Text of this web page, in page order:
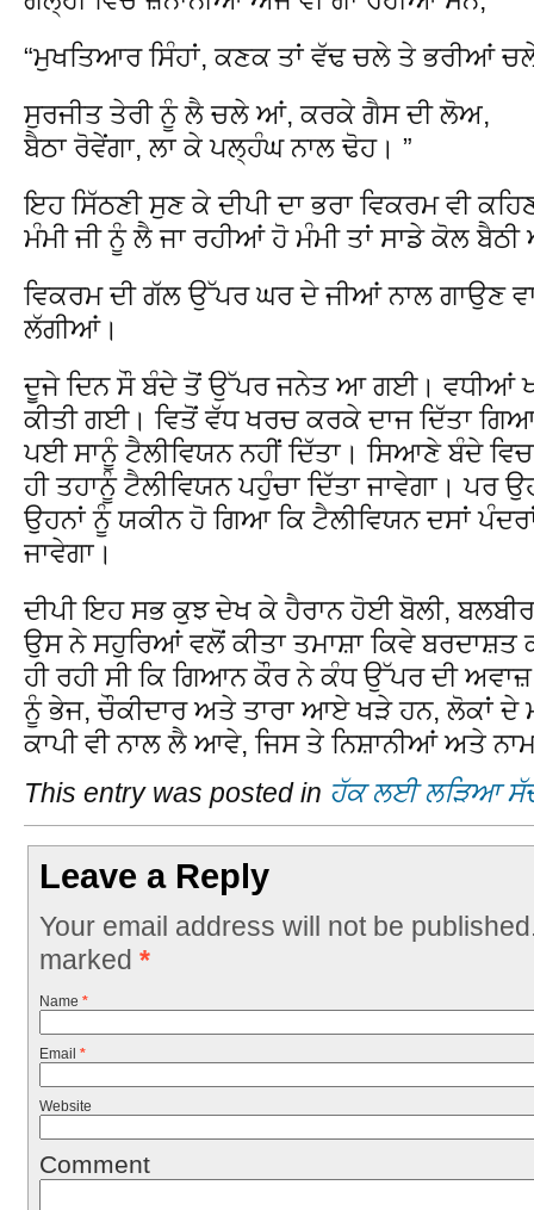
“ਮੁਖਤਿਆਰ ਸਿੰਹਾਂ, ਕਣਕ ਤਾਂ ਵੱਢ ਚਲੇ ਤੇ ਭਰੀਆਂ
ਸੁਰਜੀਤ ਤੇਰੀ ਨੂੰ ਲੈ ਚਲੇ ਆਂ, ਕਰਕੇ ਗੈਸ ਦੀ ਲੋਅ,
ਬੈਠਾ ਰੋਵੇਂਗਾ, ਲਾ ਕੇ ਪਲ੍ਹੰਘ ਨਾਲ ਢੋਹ। ”
ਇਹ ਸਿੱਠਣੀ ਸੁਣ ਕੇ ਦੀਪੀ ਦਾ ਭਰਾ ਵਿਕਰਮ ਵੀ
ਮੰਮੀ ਜੀ ਨੂੰ ਲੈ ਜਾ ਰਹੀਆਂ ਹੋ ਮੰਮੀ ਤਾਂ ਸਾਡੇ ਕੋਲ
ਵਿਕਰਮ ਦੀ ਗੱਲ ਉੱਪਰ ਘਰ ਦੇ ਜੀਆਂ ਨਾਲ ਗਾਉਣ
ਲੱਗੀਆਂ।
ਦੂਜੇ ਦਿਨ ਸੌ ਬੰਦੇ ਤੋਂ ਉੱਪਰ ਜਨੇਤ ਆ ਗਈ। ਵਧੀਆਂ
ਕੀਤੀ ਗਈ। ਵਿਤੋਂ ਵੱਧ ਖਰਚ ਕਰਕੇ ਦਾਜ ਦਿੱਤਾ
ਪਈ ਸਾਨੂੰ ਟੈਲੀਵਿਯਨ ਨਹੀਂ ਦਿੱਤਾ। ਸਿਆਣੇ ਬੰਦੇ
ਹੀ ਤਹਾਨੂੰ ਟੈਲੀਵਿਯਨ ਪਹੁੰਚਾ ਦਿੱਤਾ ਜਾਵੇਗਾ। ਪਰ
ਉਹਨਾਂ ਨੂੰ ਯਕੀਨ ਹੋ ਗਿਆ ਕਿ ਟੈਲੀਵਿਯਨ ਦਸਾਂ
ਜਾਵੇਗਾ।
ਦੀਪੀ ਇਹ ਸਭ ਕੁਝ ਦੇਖ ਕੇ ਹੈਰਾਨ ਹੋਈ ਬੋਲੀ,
ਉਸ ਨੇ ਸਹੁਰਿਆਂ ਵਲੋਂ ਕੀਤਾ ਤਮਾਸ਼ਾ ਕਿਵੇ
ਹੀ ਰਹੀ ਸੀ ਕਿ ਗਿਆਨ ਕੌਰ ਨੇ ਕੰਧ ਉੱਪਰ ਦੀ
ਨੂੰ ਭੇਜ, ਚੌਕੀਦਾਰ ਅਤੇ ਤਾਰਾ ਆਏ ਖੜੇ ਹਨ, ਲੋਕਾਂ
ਕਾਪੀ ਵੀ ਨਾਲ ਲੈ ਆਵੇ, ਜਿਸ ਤੇ ਨਿਸ਼ਾਨੀਆਂ ਅਤੇ
This entry was posted in ਹੱਕ ਲਈ ਲੜਿਆ
Leave a Reply
Your email address will not be
marked *
Name *
Email *
Website
Comment